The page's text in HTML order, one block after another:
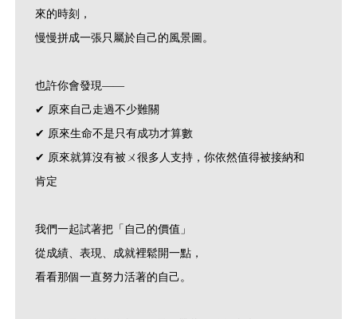
來的時刻，
慢慢拼成一張只屬於自己的風景圖。
也許你會發現——
✔ 原來自己走過不少難關
✔ 原來生命不是只有成功才算數
✔ 原來就算沒有被ㄨ很多人支持，你依然值得被接納和
肯定
我們一起試著把「自己的價值」
從成績、表現、成就裡鬆開一點，
看看那個一直努力活著的自己。